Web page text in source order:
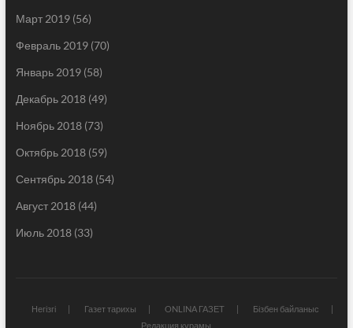
Март 2019(56)
Февраль 2019(70)
Январь 2019(58)
Декабрь 2018(49)
Ноябрь 2018(73)
Октябрь 2018(59)
Сентябрь 2018(54)
Август 2018(44)
Июль 2018(33)
Негізгі Газет тарихы ONLINA ГАЗЕТ
Бізбен байланыс
Редакция құрамы